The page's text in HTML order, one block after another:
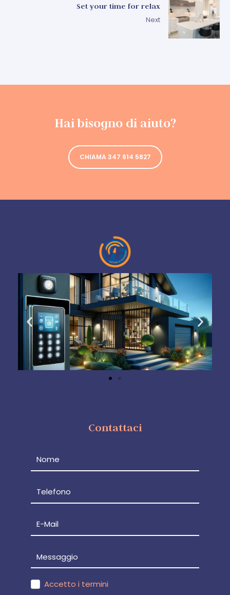
Set your time for relax
Next
Hai bisogno di aiuto?
CHIAMA 347 614 5827
Contattaci
Accetto i termini